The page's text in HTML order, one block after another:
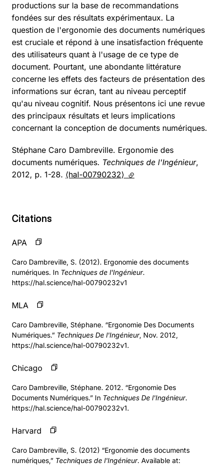
productions sur la base de recommandations
fondées sur des résultats expérimentaux. La
question de l'ergonomie des documents numériques
est cruciale et répond à une insatisfaction fréquente
des utilisateurs quant à l'usage de ce type de
document. Pourtant, une abondante littérature
concerne les effets des facteurs de présentation des
informations sur écran, tant au niveau perceptif
qu'au niveau cognitif. Nous présentons ici une revue
des principaux résultats et leurs implications
concernant la conception de documents numériques.
Stéphane Caro Dambreville. Ergonomie des
documents numériques. Techniques de l'Ingénieur,
2012, p. 1-28. ⟨hal-00790232⟩ (lien externe)
Citations
APA
Caro Dambreville, S. (2012). Ergonomie des documents
numériques. In Techniques de l'Ingénieur.
https://hal.science/hal-00790232v1
MLA
Caro Dambreville, Stéphane. “Ergonomie Des Documents
Numériques.” Techniques De l'Ingénieur, Nov. 2012,
https://hal.science/hal-00790232v1.
Chicago
Caro Dambreville, Stéphane. 2012. “Ergonomie Des
Documents Numériques.” In Techniques De l'Ingénieur.
https://hal.science/hal-00790232v1.
Harvard
Caro Dambreville, S. (2012) “Ergonomie des documents
numériques,” Techniques de l'Ingénieur. Available at: